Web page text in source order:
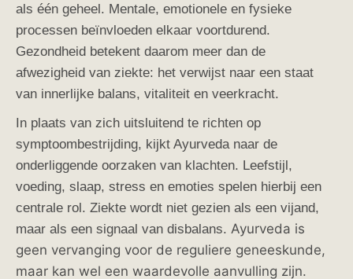
als één geheel. Mentale, emotionele en fysieke
processen beïnvloeden elkaar voortdurend.
Gezondheid betekent daarom meer dan de
afwezigheid van ziekte: het verwijst naar een staat
van innerlijke balans, vitaliteit en veerkracht.
In plaats van zich uitsluitend te richten op
symptoombestrijding, kijkt Ayurveda naar de
onderliggende oorzaken van klachten. Leefstijl,
voeding, slaap, stress en emoties spelen hierbij een
centrale rol. Ziekte wordt niet gezien als een vijand,
maar als een signaal van disbalans. Ayurveda is
geen vervanging voor de reguliere geneeskunde,
maar kan wel een waardevolle aanvulling zijn.